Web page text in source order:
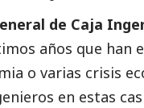
de Caja
años que han
o varias crisis
en estas